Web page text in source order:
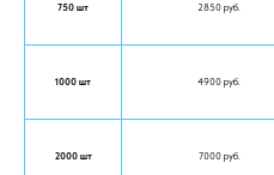
750 шт 2850 руб.
1000 шт 4900 руб.
2000 шт 7000 руб.